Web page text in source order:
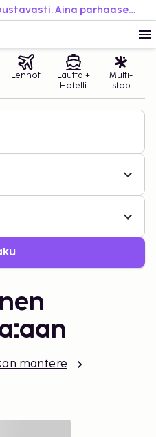
Varaa helposti. Matkusta joustavasti. Aina parhaaseen hintaan.
Lennot
Lautta +
Hotelli
Multi-
stop
mantere